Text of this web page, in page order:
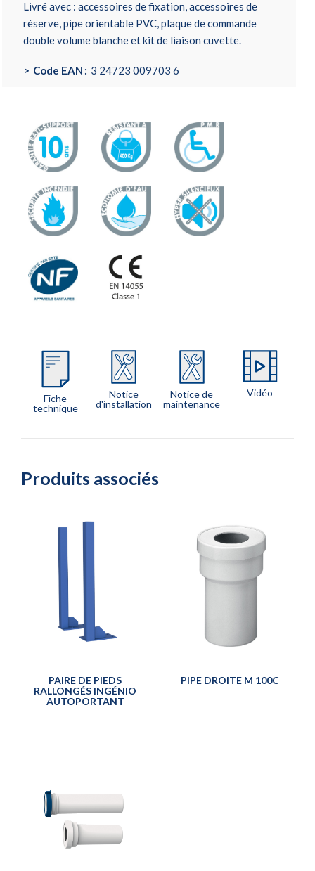
Livré avec : accessoires de fixation, accessoires de
réserve, pipe orientable PVC, plaque de commande
double volume blanche et kit de liaison cuvette.
Code EAN 3 24723 009703 6
Fiche
technique
Notice
d'installation
Notice de
maintenance
Vidéo
Produits associés
PAIRE DE PIEDS
RALLONGÉS INGÉNIO
AUTOPORTANT
PIPE DROITE M 100C